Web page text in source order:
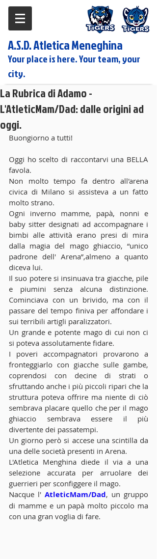
A.S.D. Atletica Meneghina
Your place is here. Your team, your
city.
La Rubrica di Adamo -
L'AtleticMam/Dad: dalle origini ad
oggi.
Buongiorno a tutti!
Oggi ho scelto di raccontarvi una BELLA
favola.
Non molto tempo fa dentro all'arena
civica di Milano si assisteva a un fatto
molto strano.
Ogni inverno mamme, papà, nonni e
baby sitter designati ad accompagnare i
bimbi alle attività erano presi di mira
dalla magia del mago ghiaccio, “unico
padrone dell' Arena”,almeno a quanto
diceva lui.
Il suo potere si insinuava tra giacche, pile
e piumini senza alcuna distinzione.
Cominciava con un brivido, ma con il
passare del tempo finiva per affondare i
sui terribili artigli paralizzatori.
Un grande e potente mago di cui non ci
si poteva assolutamente fidare.
I poveri accompagnatori provarono a
fronteggiarlo con giacche sulle gambe,
coprendosi con decine di strati o
sfruttando anche i più piccoli ripari che la
struttura poteva offrire ma niente di ciò
sembrava placare quello che per il mago
ghiaccio sembrava essere il più
divertente dei passatempi.
Un giorno però si accese una scintilla da
una delle società presenti in Arena.
L'Atletica Menghina diede il via a una
selezione accurata per arruolare dei
guerrieri per sconfiggere il mago.
Nacque l' AtleticMam/Dad, un gruppo
di mamme e un papà molto piccolo ma
con una gran voglia di fare.